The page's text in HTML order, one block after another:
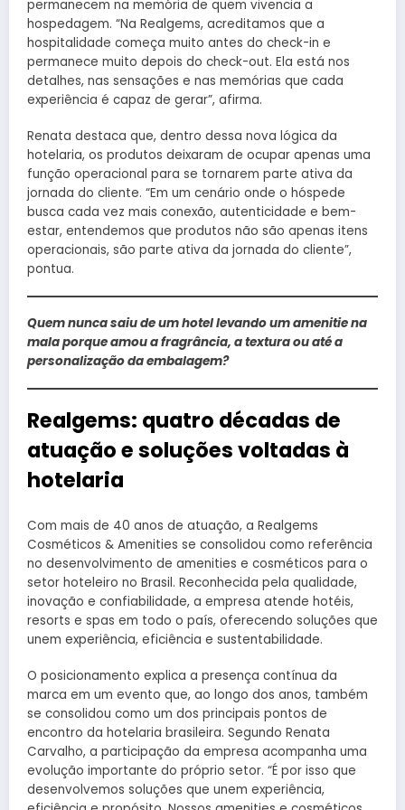
permanecem na memória de quem vivencia a
hospedagem. “Na Realgems, acreditamos que a
hospitalidade começa muito antes do check-in e
permanece muito depois do check-out. Ela está nos
detalhes, nas sensações e nas memórias que cada
experiência é capaz de gerar”, afirma.
Renata destaca que, dentro dessa nova lógica da
hotelaria, os produtos deixaram de ocupar apenas uma
função operacional para se tornarem parte ativa da
jornada do cliente. “Em um cenário onde o hóspede
busca cada vez mais conexão, autenticidade e bem-
estar, entendemos que produtos não são apenas itens
operacionais, são parte ativa da jornada do cliente”,
pontua.
Quem nunca saiu de um hotel levando um amenitie na
mala porque amou a fragrância, a textura ou até a
personalização da embalagem?
Realgems: quatro décadas de
atuação e soluções voltadas à
hotelaria
Com mais de 40 anos de atuação, a Realgems
Cosméticos & Amenities se consolidou como referência
no desenvolvimento de amenities e cosméticos para o
setor hoteleiro no Brasil. Reconhecida pela qualidade,
inovação e confiabilidade, a empresa atende hotéis,
resorts e spas em todo o país, oferecendo soluções que
unem experiência, eficiência e sustentabilidade.
O posicionamento explica a presença contínua da
marca em um evento que, ao longo dos anos, também
se consolidou como um dos principais pontos de
encontro da hotelaria brasileira. Segundo Renata
Carvalho, a participação da empresa acompanha uma
evolução importante do próprio setor. “É por isso que
desenvolvemos soluções que unem experiência,